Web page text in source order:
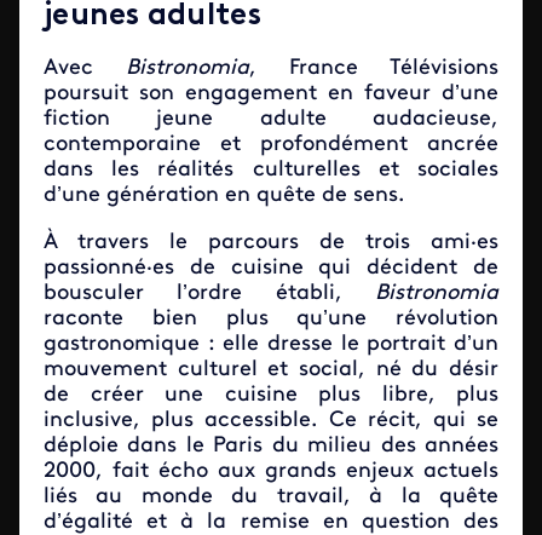
jeunes adultes
Avec Bistronomia, France Télévisions
poursuit son engagement en faveur d’une
fiction jeune adulte audacieuse,
contemporaine et profondément ancrée
dans les réalités culturelles et sociales
d’une génération en quête de sens.
À travers le parcours de trois ami·es
passionné·es de cuisine qui décident de
bousculer l’ordre établi, Bistronomia
raconte bien plus qu’une révolution
gastronomique : elle dresse le portrait d’un
mouvement culturel et social, né du désir
de créer une cuisine plus libre, plus
inclusive, plus accessible. Ce récit, qui se
déploie dans le Paris du milieu des années
2000, fait écho aux grands enjeux actuels
liés au monde du travail, à la quête
d’égalité et à la remise en question des